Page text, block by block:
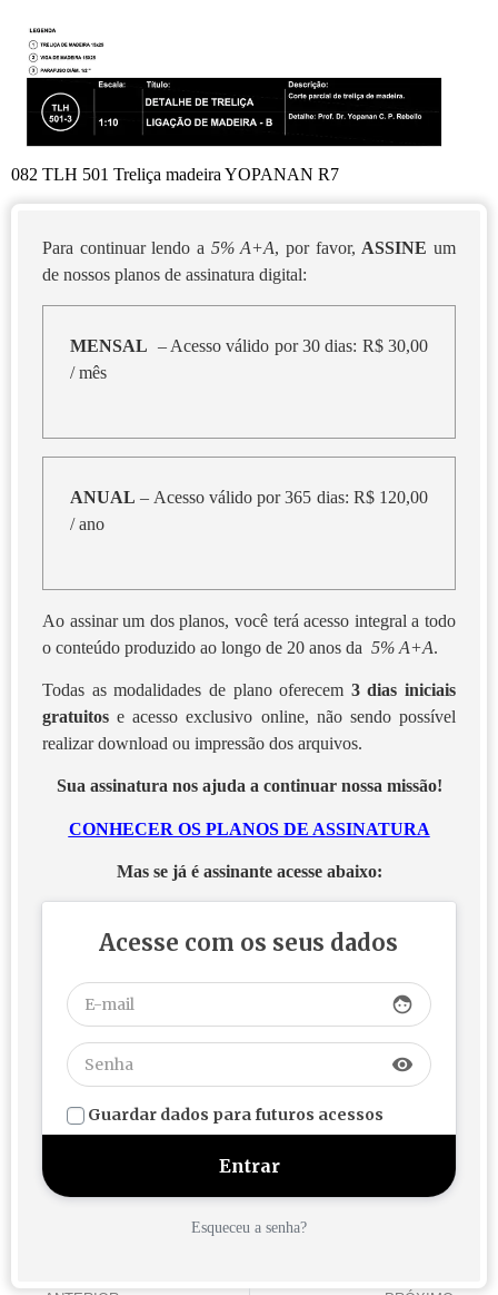
082 TLH 501 Treliça madeira YOPANAN R7
Para continuar lendo a 5% A+A, por favor, ASSINE um
de nossos planos de assinatura digital:
MENSAL – Acesso válido por 30 dias: R$ 30,00
/ mês
ANUAL – Acesso válido por 365 dias: R$ 120,00
/ ano
Ao assinar um dos planos, você terá acesso integral a todo
o conteúdo produzido ao longo de 20 anos da 5% A+A.
Todas as modalidades de plano oferecem 3 dias iniciais
gratuitos e acesso exclusivo online, não sendo possível
realizar download ou impressão dos arquivos.
Sua assinatura nos ajuda a continuar nossa missão!
CONHECER OS PLANOS DE ASSINATURA
Mas se já é assinante acesse abaixo:
Acesse com os seus dados
face
visibility
Guardar dados para futuros acessos
Esqueceu a senha?